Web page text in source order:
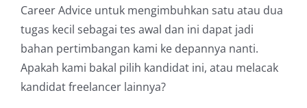
Career Advice untuk mengimbuhkan satu atau dua
tugas kecil sebagai tes awal dan ini dapat jadi
bahan pertimbangan kami ke depannya nanti.
Apakah kami bakal pilih kandidat ini, atau melacak
kandidat freelancer lainnya?